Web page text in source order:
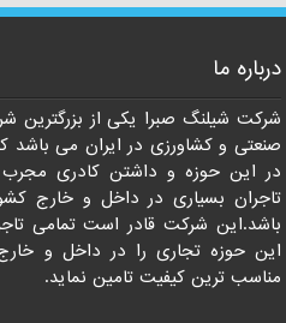
درباره ما
شرکت شیلنگ صبرا یکی از
صنعتی و کشاورزی در ایران می
در این حوزه و داشتن کادری مجرب
تاجران بسیاری در داخل و خارج
باشد.این شرکت قادر است تمامی
این حوزه تجاری را در داخل و
مناسب ترین کیفیت تامین نماید.